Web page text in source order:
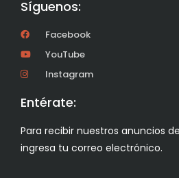
Síguenos:
Facebook
YouTube
Instagram
Entérate:
Para recibir nuestros anuncios
ingresa tu correo electrónico.